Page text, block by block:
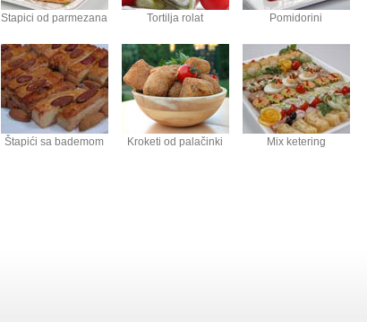
Stapici od parmezana Tortilja rolat Pomidorini
Štapići sa bademom Kroketi od palačinki Mix ketering